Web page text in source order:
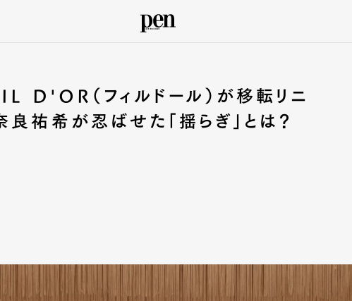
D'OR（フィルドール）が移転リニ
祐希が忍ばせた「揺らぎ」とは？